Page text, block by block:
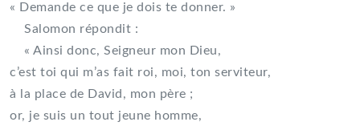
« Demande ce que je dois te donner. »
Salomon répondit :
« Ainsi donc, Seigneur mon Dieu,
c’est toi qui m’as fait roi, moi, ton serviteur,
à la place de David, mon père ;
or, je suis un tout jeune homme,